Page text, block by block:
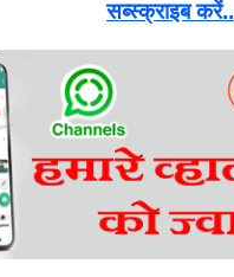
सब्स्क्राइब करें..